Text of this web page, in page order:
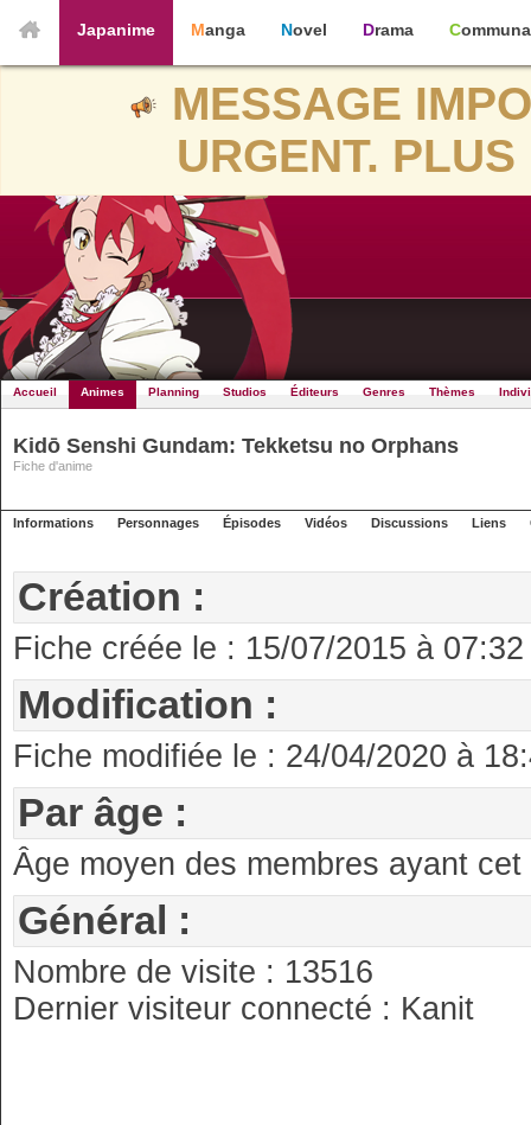
Japanime Manga Novel Drama
MESSAGE
URGENT.
Accueil Animes Planning Studios Éditeurs Genres Thèmes
Kidō Senshi Gundam: Tekketsu no Orphans
Fiche d'anime
Informations Personnages Épisodes Vidéos Discussions Liens
Création :
Fiche créée le : 15/07/2015 à
Modification :
Fiche modifiée le : 24/04/2020 à
Par âge :
Âge moyen des membres ayant
Général :
Nombre de visite : 13516
Dernier visiteur connecté : Kanit